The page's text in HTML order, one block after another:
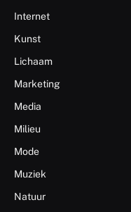
Internet
Kunst
Lichaam
Marketing
Media
Milieu
Mode
Muziek
Natuur